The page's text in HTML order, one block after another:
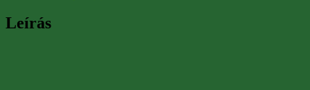
mennyiség
Leírás